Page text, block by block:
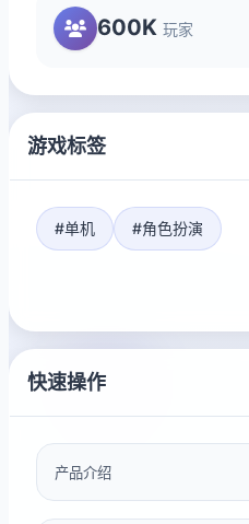
600K 玩家
游戏标签
#单机 #角色扮演
快速操作
产品介绍